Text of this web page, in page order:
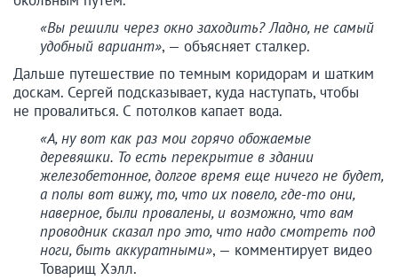
«Вы решили через окно заходить? Ладно, не самый
удобный вариант», — объясняет сталкер.
Дальше путешествие по темным коридорам и шатким
доскам. Сергей подсказывает, куда наступать, чтобы
не провалиться. С потолков капает вода.
«А, ну вот как раз мои горячо обожаемые
деревяшки. То есть перекрытие в здании
железобетонное, долгое время еще ничего не будет,
а полы вот вижу, то, что их повело, где-то они,
наверное, были провалены, и возможно, что вам
проводник сказал про это, что надо смотреть под
ноги, быть аккуратными», — комментирует видео
Товарищ Хэлл.